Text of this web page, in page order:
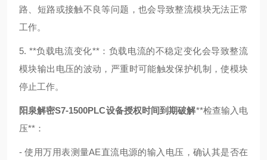
路、短路或接触不良等问题，也会导致整流模块无法正常
工作。
5. **负载电流变化**：负载电流的不稳定变化会导致整流
模块输出电压的波动，严重时可能触发保护机制，使模块
停止工作。
阳泉解密S7-1500PLC设备授权时间到期破解**检查输入电
压**：
- 使用万用表测量AE直流电源的输入电压，确认其是否在